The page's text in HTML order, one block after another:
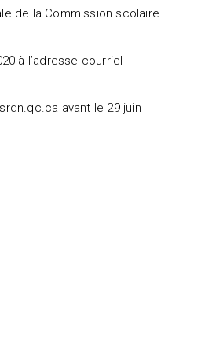
de la Commission scolaire
à l’adresse courriel
avant le 29 juin